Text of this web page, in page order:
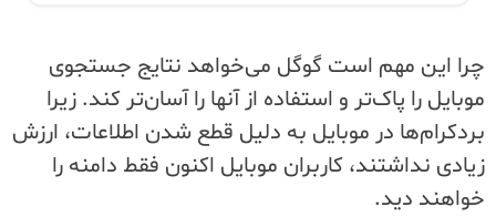
چرا این مهم است گوگل می‌خواهد نتایج جستجوی
موبایل را پاک‌تر و استفاده از آنها را آسان‌تر کند. زیرا
بردکرام‌ها در موبایل به دلیل قطع شدن اطلاعات، ارزش
زیادی نداشتند، کاربران موبایل اکنون فقط دامنه را
خواهند دید.